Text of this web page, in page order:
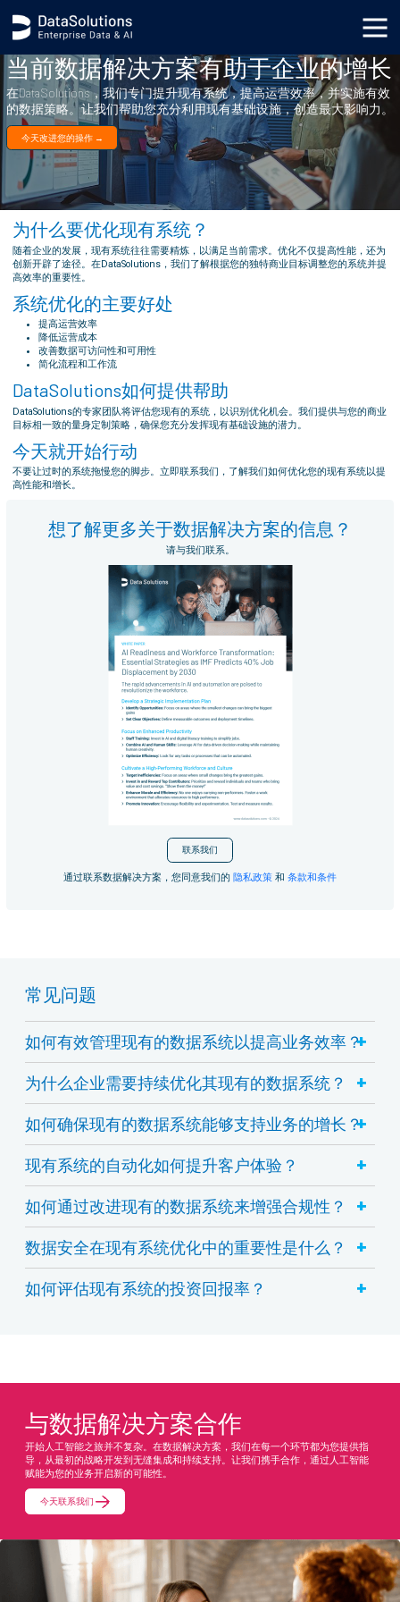
当前数据解决方案有助于企业的增长
在DataSolutions，我们专门提升现有系统，提高运营效率，并实施有效
的数据策略。让我们帮助您充分利用现有基础设施，创造最大影响力。
今天改进您的操作 →
为什么要优化现有系统？
随着企业的发展，现有系统往往需要精炼，以满足当前需求。优化不仅提高性能，还为
创新开辟了途径。在DataSolutions，我们了解根据您的独特商业目标调整您的系统并提
高效率的重要性。
系统优化的主要好处
提高运营效率
降低运营成本
改善数据可访问性和可用性
简化流程和工作流
DataSolutions如何提供帮助
DataSolutions的专家团队将评估您现有的系统，以识别优化机会。我们提供与您的商业
目标相一致的量身定制策略，确保您充分发挥现有基础设施的潜力。
今天就开始行动
不要让过时的系统拖慢您的脚步。立即联系我们，了解我们如何优化您的现有系统以提
高性能和增长。
想了解更多关于数据解决方案的信息？
请与我们联系。
联系我们
通过联系数据解决方案，您同意我们的 隐私政策 和 条款和条件
常见问题
如何有效管理现有的数据系统以提高业务效率？+
为什么企业需要持续优化其现有的数据系统？ +
如何确保现有的数据系统能够支持业务的增长？+
现有系统的自动化如何提升客户体验？ +
如何通过改进现有的数据系统来增强合规性？ +
数据安全在现有系统优化中的重要性是什么？ +
如何评估现有系统的投资回报率？ +
与数据解决方案合作
开始人工智能之旅并不复杂。在数据解决方案，我们在每一个环节都为您提供指
导，从最初的战略开发到无缝集成和持续支持。让我们携手合作，通过人工智能
赋能为您的业务开启新的可能性。
今天联系我们